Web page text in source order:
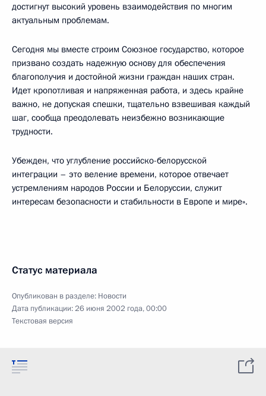
достигнут высокий уровень взаимодействия по многим
актуальным проблемам.
Сегодня мы вместе строим Союзное государство, которое
призвано создать надежную основу для обеспечения
благополучия и достойной жизни граждан наших стран.
Идет кропотливая и напряженная работа, и здесь крайне
важно, не допуская спешки, тщательно взвешивая каждый
шаг, сообща преодолевать неизбежно возникающие
трудности.
Убежден, что углубление российско-белорусской
интеграции – это веление времени, которое отвечает
устремлениям народов России и Белоруссии, служит
интересам безопасности и стабильности в Европе и мире».
Статус материала
Опубликован в разделе: Новости
Дата публикации:26 июня 2002 года, 00:00
Текстовая версия